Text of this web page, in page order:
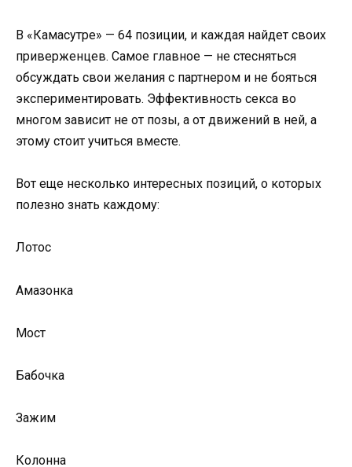
В «Камасутре» — 64 позиции, и каждая найдет своих
приверженцев. Самое главное — не стесняться
обсуждать свои желания с партнером и не бояться
экспериментировать. Эффективность секса во
многом зависит не от позы, а от движений в ней, а
этому стоит учиться вместе.
Вот еще несколько интересных позиций, о которых
полезно знать каждому:
Лотос
Амазонка
Мост
Бабочка
Зажим
Колонна